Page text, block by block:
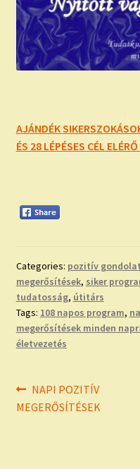
AJÁNDÉK
ÉS 28 LÉPÉSES CÉL
Categories: pozitív
megerősítések, siker
tudatosság, útitárs
Tags: 108 napos program,
megerősítések minden
életvezetés
Bejegyzés
navigáció
Previous
post:
NAPI POZITÍV
MEGERŐSÍTÉSEK